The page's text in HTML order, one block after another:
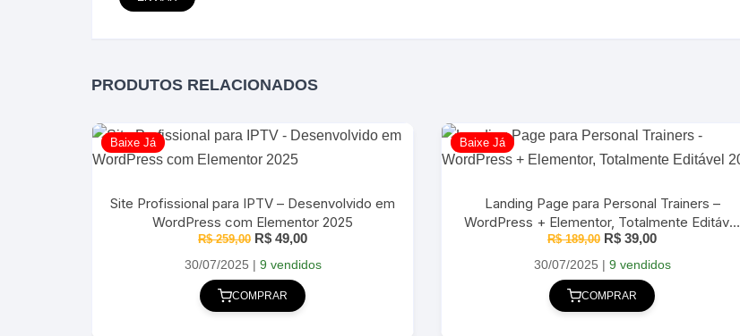
PRODUTOS RELACIONADOS
Baixe Já
Site Profissional para IPTV – Desenvolvido em
WordPress com Elementor 2025
R$259,00 O
original
era:
R$ 259,00.
R$ 49,00O
atual
30/07/2025 | 9 vendidos
COMPRAR
Baixe Já
Landing Page para Personal Trainers –
WordPress + Elementor, Totalmente Editável
2025
R$189,00 O
original
era:
R$ 189,00.
R$ 39,00O
atual
30/07/2025 | 9 vendidos
COMPRAR